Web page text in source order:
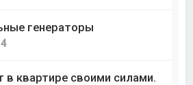
генераторы
4
в квартире своими силами.